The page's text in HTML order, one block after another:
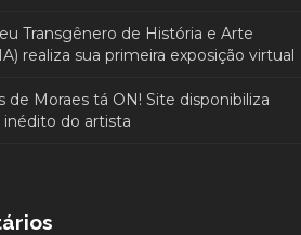
Transgênero de História e Arte
realiza sua primeira exposição virtual
de Moraes tá ON! Site disponibiliza
inédito do artista